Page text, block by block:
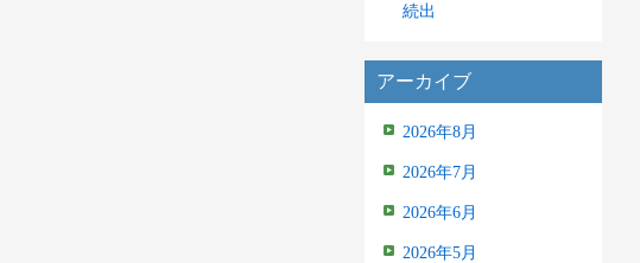
続出
アーカイブ
2026年8月
2026年7月
2026年6月
2026年5月